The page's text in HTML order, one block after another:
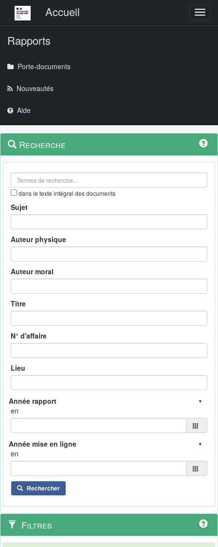
Menu principalAccueil
Rapports
Porte-documents
Nouveautés
Aide
Navigation
outils
Menu
contextuel
Recherche
dans le texte intégral des documents
Sujet
Auteur physique
Auteur moral
Titre
N° d'affaire
Lieu
en
en
Rechercher
Filtres